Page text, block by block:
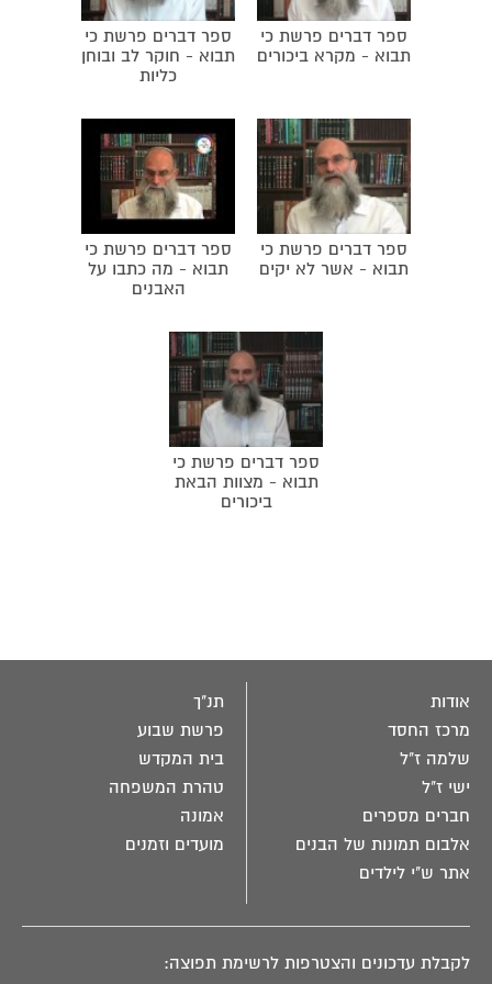
ספר דברים פרשת כי
תבוא - מקרא ביכורים
ספר דברים פרשת כי
תבוא - חוקר לב ובוחן
כליות
ספר דברים פרשת כי
תבוא - אשר לא יקים
ספר דברים פרשת כי
תבוא - מה כתבו על
האבנים
ספר דברים פרשת כי
תבוא - מצוות הבאת
ביכורים
אודות
מרכז החסד
שלמה ז"ל
ישי ז"ל
חברים מספרים
אלבום תמונות של הבנים
אתר ש"י לילדים
תנ"ך
פרשת שבוע
בית המקדש
טהרת המשפחה
אמונה
מועדים וזמנים
לקבלת עדכונים והצטרפות לרשימת תפוצה: